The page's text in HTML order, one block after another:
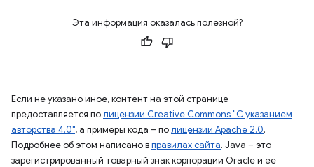
Эта информация оказалась полезной?
Если не указано иное, контент на этой странице
предоставляется полицензии Creative Commons "С указанием
авторства 4.0", а примеры кода – полицензии Apache 2.0.
Подробнее об этом написано вправилах сайта. Java – это
зарегистрированный товарный знак корпорации Oracle и ее